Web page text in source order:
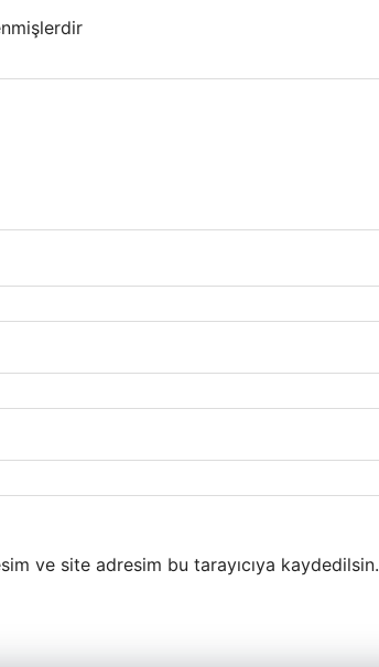
ve site adresim bu tarayıcıya kaydedilsin.